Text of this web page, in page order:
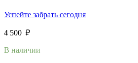
Успейте забрать сегодня
4 500 ₽
В наличии